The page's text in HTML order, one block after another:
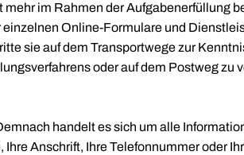
im Rahmen der Aufgabenerfüllung
Online-Formulare und
sie auf dem Transportwege zur
oder auf dem Postweg zu
handelt es sich um alle
Anschrift, Ihre Telefonnummer